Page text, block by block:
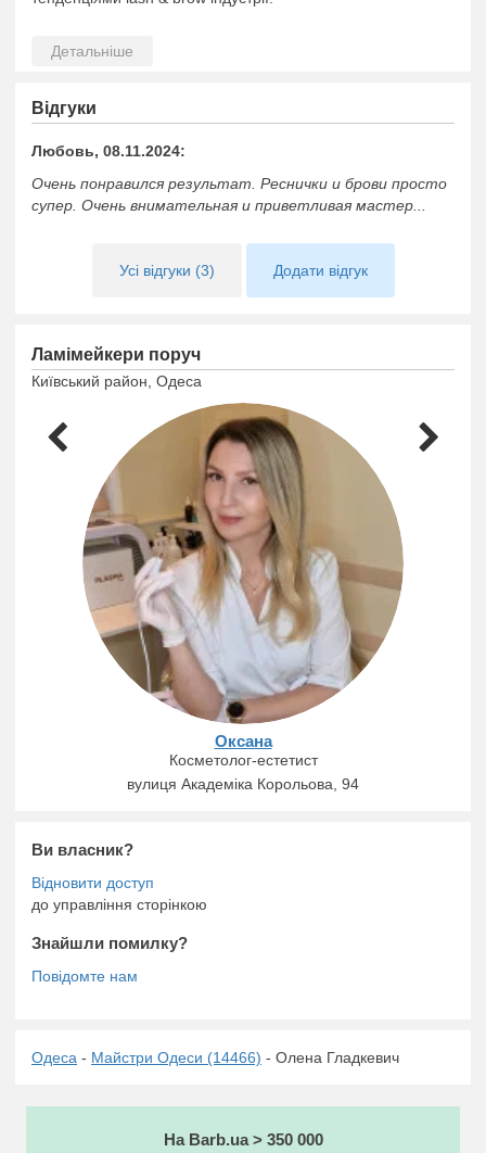
онлайн-чемпіонатах:
🥈 2 місце з нарощування вій
🥉 3 місце з ламінування вій
Також я була організатором Lash-конференції в Одесі у
2021 році.
✔ Нарощування вій
✔ Ламінування брів
✔Навчу професії з нуля та допоможу впевнено стартувати
у beauty-сфері
У роботі для мене важливі: ✨ якість
✨ безпека
✨ індивідуальний підхід
✨ комфорт клієнта
Буду рада допомогти вам підкреслити вашу природну
красу та створити ідеальний образ 🌸
📩 Запис та консультація — у приватні повідомлення.
Відгуки
Любовь, 08.11.2024:
Очень понравился результат. Реснички и брови просто
супер. Очень внимательная и приветливая мастер...
Усі відгуки (3) Додати відгук
Ламімейкери поруч
Київський район, Одеса
Оксана
Косметолог-естетист
вулиця Академіка Корольова, 94
Ви власник?
до управління сторінкою
Знайшли помилку?
Одеса - Майстри Одеси (14466) - Олена Гладкевич
На Barb.ua > 350 000